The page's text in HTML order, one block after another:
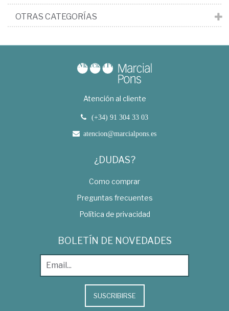
OTRAS CATEGORÍAS
Atención al cliente
(+34) 91 304 33 03
atencion@marcialpons.es
¿DUDAS?
Como comprar
Preguntas frecuentes
Política de privacidad
BOLETÍN DE NOVEDADES
SUSCRIBIRSE